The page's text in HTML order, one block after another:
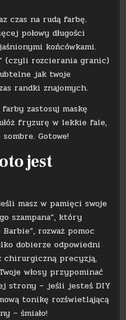
czas na rudą farbę.
połowy długości
końcówkami.
(czyli rozcierania granic)
jak twoje
randki znajomych.
zastosuj maskę
fryzurę w lekkie fale,
Gotowe!
jest
masz w pamięci swoje
szampana”, który
rozważ pomoc
dobierze odpowiedni
chirurgiczną precyzją,
włosy przypominać
strony – jeśli jesteś DIY
tonikę rozświetlającą
– śmiało!